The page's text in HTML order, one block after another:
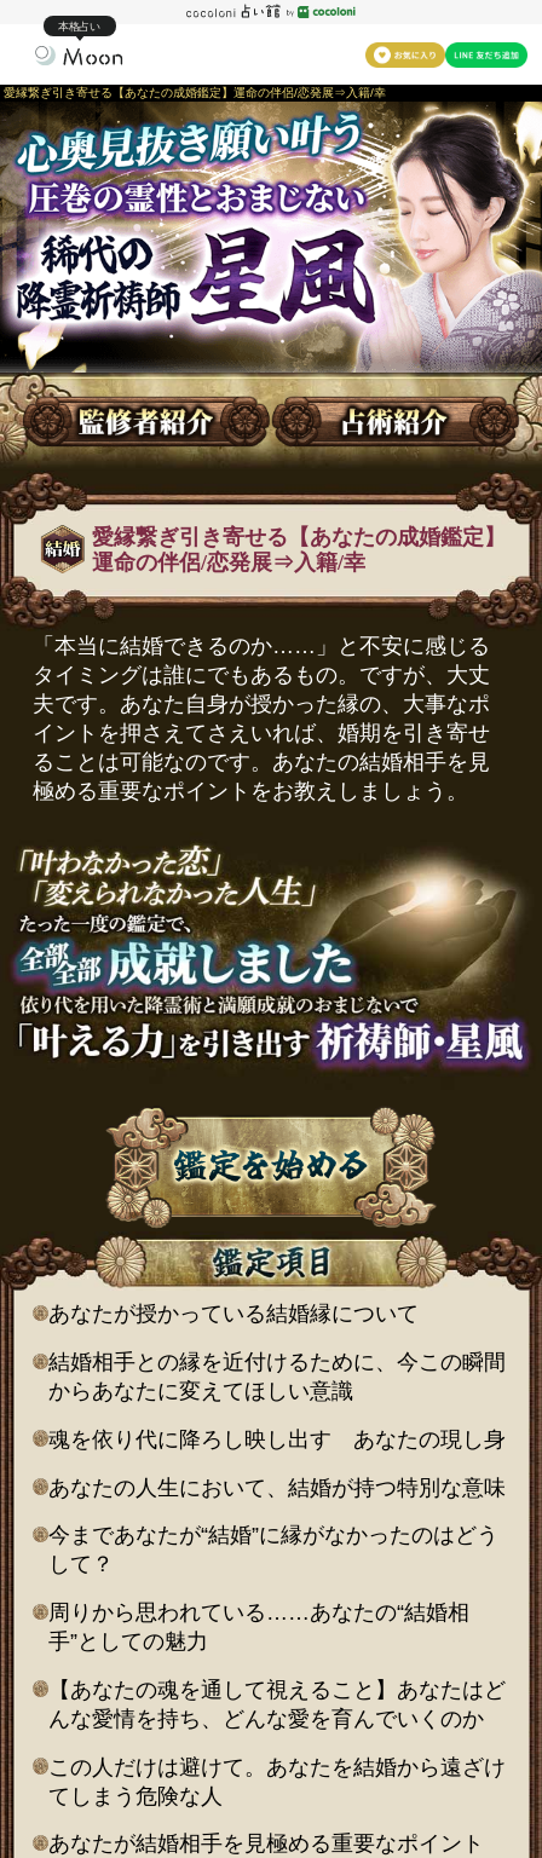
本格占い
愛縁繋ぎ引き寄せる【あなたの成婚鑑定】運命の伴侶/恋発展⇒入籍/幸
愛縁繋ぎ引き寄せる【あなたの成婚鑑定】
運命の伴侶/恋発展⇒入籍/幸
「本当に結婚できるのか……」と不安に感じる
タイミングは誰にでもあるもの。ですが、大丈
夫です。あなた自身が授かった縁の、大事なポ
イントを押さえてさえいれば、婚期を引き寄せ
ることは可能なのです。あなたの結婚相手を見
極める重要なポイントをお教えしましょう。
あなたが授かっている結婚縁について
結婚相手との縁を近付けるために、今この瞬間
からあなたに変えてほしい意識
魂を依り代に降ろし映し出す あなたの現し身
あなたの人生において、結婚が持つ特別な意味
今まであなたが“結婚”に縁がなかったのはどう
して？
周りから思われている……あなたの“結婚相
手”としての魅力
【あなたの魂を通して視えること】あなたはど
んな愛情を持ち、どんな愛を育んでいくのか
この人だけは避けて。あなたを結婚から遠ざけ
てしまう危険な人
あなたが結婚相手を見極める重要なポイント